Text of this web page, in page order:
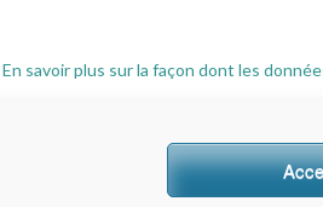
En savoir plus sur la façon dont les